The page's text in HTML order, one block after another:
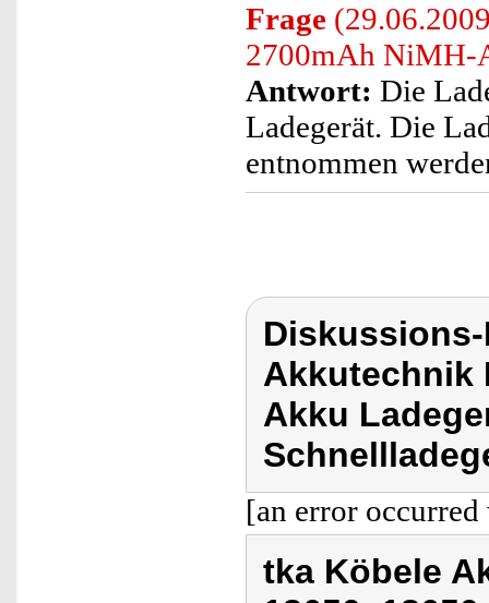
Frage
2700mAh NiMH-
Antwort: Die
Ladegerät. Die
entnommen
Akkutechnik
Akku
[an error
tka Köbele